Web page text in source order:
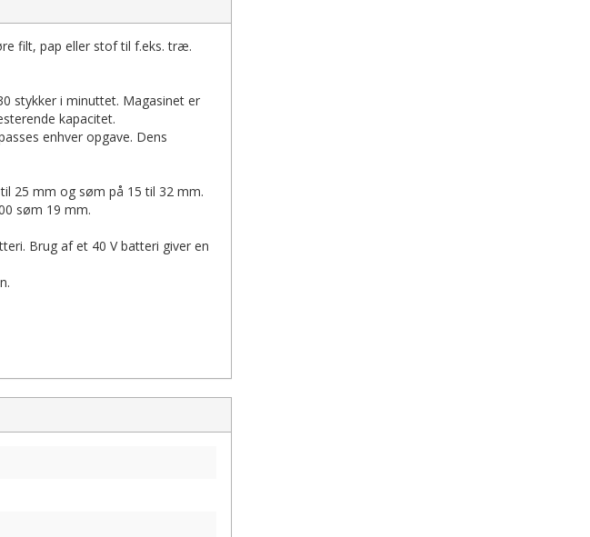
filt, pap eller stof til f.eks. træ.
stykker i minuttet. Magasinet er
kapacitet.
enhver opgave. Dens
25 mm og søm på 15 til 32 mm.
søm 19 mm.
Brug af et 40 V batteri giver en